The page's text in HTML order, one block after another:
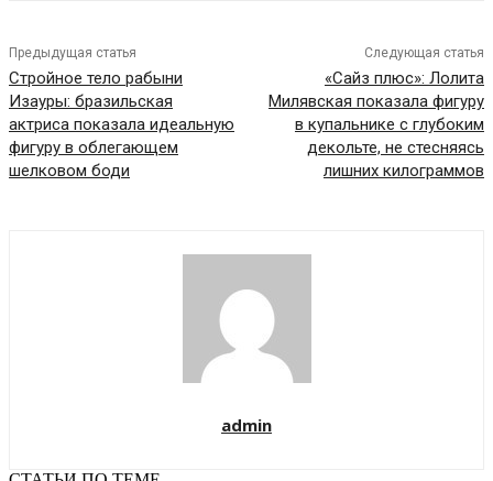
Предыдущая статья
Стройное тело рабыни
Изауры: бразильская
актриса показала идеальную
фигуру в облегающем
шелковом боди
Следующая статья
«Сайз плюс»: Лолита
Милявская показала фигуру
в купальнике с глубоким
декольте, не стесняясь
лишних килограммов
admin